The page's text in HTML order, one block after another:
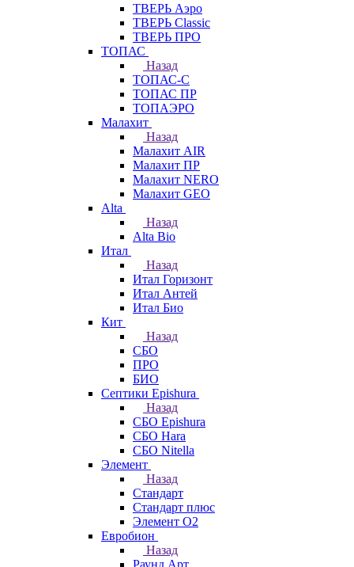
ТВЕРЬ Аэро
ТВЕРЬ Classic
ТВЕРЬ ПРО
ТОПАС
Назад
ТОПАС-С
ТОПАС ПР
ТОПАЭРО
Малахит
Назад
Малахит AIR
Малахит ПР
Малахит NERO
Малахит GEO
Alta
Назад
Alta Bio
Итал
Назад
Итал Горизонт
Итал Антей
Итал Био
Кит
Назад
СБО
ПРО
БИО
Септики Epishura
Назад
СБО Epishura
СБО Hara
СБО Nitella
Элемент
Назад
Стандарт
Стандарт плюс
Элемент О2
Евробион
Назад
Раунд Арт